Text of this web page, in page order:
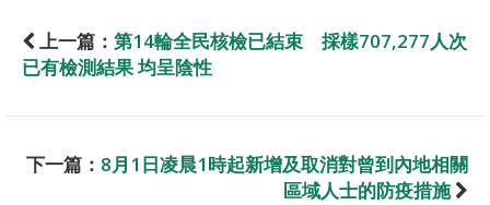
上一篇： 第14輪全民核檢已結束 採樣707,277人次
已有檢測結果 均呈陰性
下一篇： 8月1日凌晨1時起新增及取消對曾到內地相關
區域人士的防疫措施